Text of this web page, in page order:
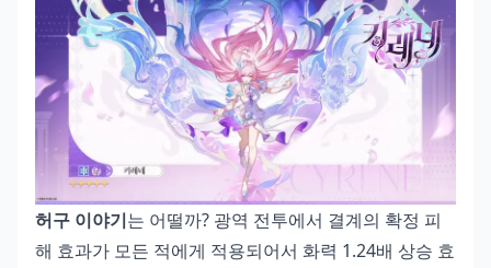
허구 이야기는 어떨까? 광역 전투에서 결계의 확정 피
해 효과가 모든 적에게 적용되어서 화력 1.24배 상승 효